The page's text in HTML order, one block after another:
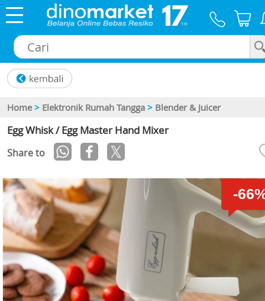
Home > Elektronik Rumah Tangga > Blender & Juicer
Egg Whisk / Egg Master Hand Mixer
Share to
-